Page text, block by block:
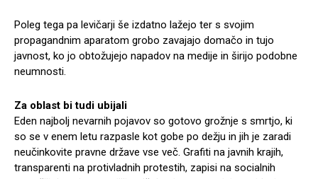
Poleg tega pa levičarji še izdatno lažejo ter s svojim
propagandnim aparatom grobo zavajajo domačo in tujo
javnost, ko jo obtožujejo napadov na medije in širijo podobne
neumnosti.
Za oblast bi tudi ubijali
Eden najbolj nevarnih pojavov so gotovo grožnje s smrtjo, ki
so se v enem letu razpasle kot gobe po dežju in jih je zaradi
neučinkovite pravne države vse več. Grafiti na javnih krajih,
transparenti na protivladnih protestih, zapisi na socialnih